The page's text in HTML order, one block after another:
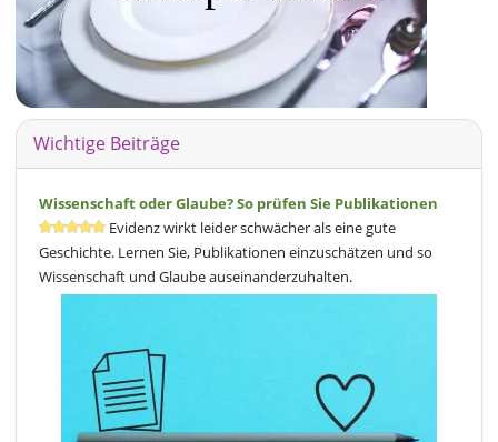
Wichtige Beiträge
Wissenschaft oder Glaube? So prüfen Sie Publikationen
Evidenz wirkt leider schwächer als eine gute
Geschichte. Lernen Sie, Publikationen einzuschätzen und so
Wissenschaft und Glaube auseinanderzuhalten.